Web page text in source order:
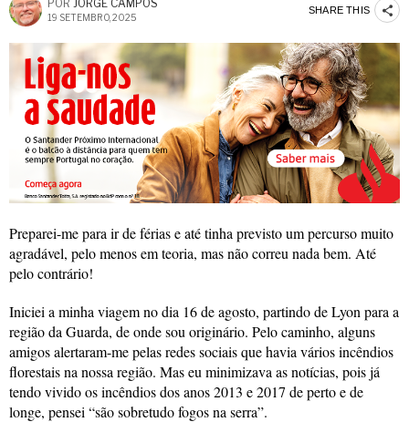
POR JORGE CAMPOS
19 SETEMBRO, 2025
SHARE THIS
Preparei-me para ir de férias e até tinha previsto um percurso muito
agradável, pelo menos em teoria, mas não correu nada bem. Até
pelo contrário!
Iniciei a minha viagem no dia 16 de agosto, partindo de Lyon para a
região da Guarda, de onde sou originário. Pelo caminho, alguns
amigos alertaram-me pelas redes sociais que havia vários incêndios
florestais na nossa região. Mas eu minimizava as notícias, pois já
tendo vivido os incêndios dos anos 2013 e 2017 de perto e de
longe, pensei “são sobretudo fogos na serra”.